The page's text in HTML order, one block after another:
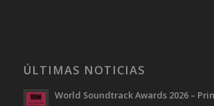
ÚLTIMAS NOTICIAS
World Soundtrack Awards 2026 –